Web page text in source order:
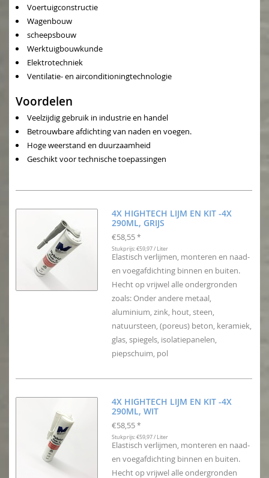
Voertuigconstructie
Wagenbouw
scheepsbouw
Werktuigbouwkunde
Elektrotechniek
Ventilatie- en airconditioningtechnologie
Voordelen
Veelzijdig gebruik in industrie en handel
Betrouwbare afdichting van naden en voegen.
Hoge weerstand en duurzaamheid
Geschikt voor technische toepassingen
4X HIGHTECH LIJM EN KIT -4X
290ML, GRIJS
€58,55 *
Stukprijs: €59,97 / Liter
Elastisch verlijmen, monteren en naad-
en voegafdichting binnen en buiten.
Hecht op vrijwel alle ondergronden
zoals: Onder andere metaal,
aluminium, zink, hout, steen,
natuursteen, (poreus) beton, keramiek,
glas, spiegels, isolatiepanelen,
piepschuim, pol
4X HIGHTECH LIJM EN KIT -4X
290ML, WIT
€58,55 *
Stukprijs: €59,97 / Liter
Elastisch verlijmen, monteren en naad-
en voegafdichting binnen en buiten.
Hecht op vrijwel alle ondergronden